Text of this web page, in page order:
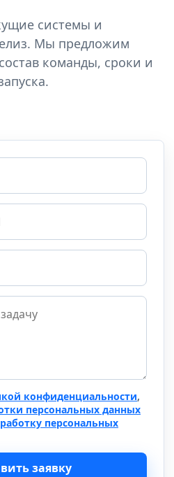
системы и
Мы предложим
команды, сроки и
конфиденциальности,
персональных данных
персональных
заявку